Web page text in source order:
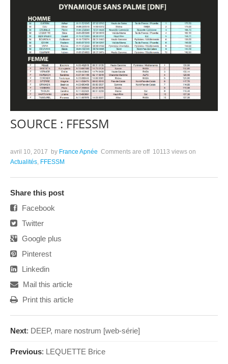
SOURCE : FFESSM
avril 10, 2017 by France Apnée Comments are off 10113 views on
Actualités, FFESSM
Share this post
Facebook
Twitter
Google plus
Pinterest
Linkedin
Mail this article
Print this article
Next: DEEP, mare nostrum [web-série]
Previous: LEQUETTE Brice